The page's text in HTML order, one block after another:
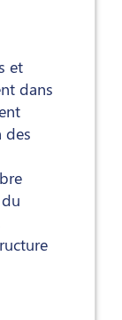
et
dans
des